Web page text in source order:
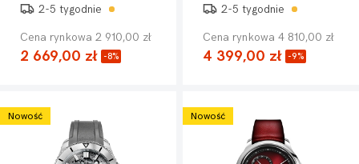
2-5 tygodnie
Cena rynkowa 2 910,00 zł
2 669,00 zł -8%
2-5 tygodnie
Cena rynkowa 4 810,00 zł
4 399,00 zł -9%
Nowość Nowość